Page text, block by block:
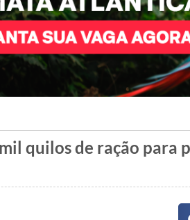
quilos de ração para